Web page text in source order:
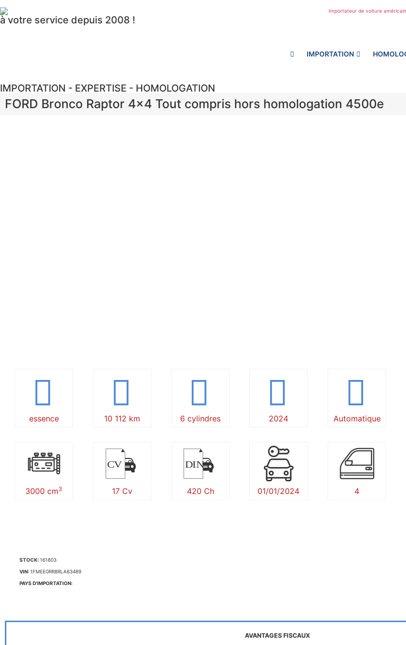
à votre service depuis 2008 !
IMPORTATION
IMPORTATION - EXPERTISE - HOMOLOGATION
FORD Bronco Raptor 4×4 Tout compris hors homologation 4500e
essence 10 112 km 6 cylindres 2024 Automatique
3000 cm3
CV
17 Cv
DIN
420 Ch 01/01/2024 4
STOCK:161803
VIN:1FMEE0RR8RLA63489
PAYS D'IMPORTATION:
AVANTAGES FISCAUX